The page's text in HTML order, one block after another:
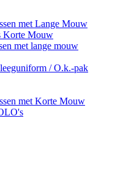
met Lange Mouw
Korte Mouw
met lange mouw
/ O.k.-pak
met Korte Mouw